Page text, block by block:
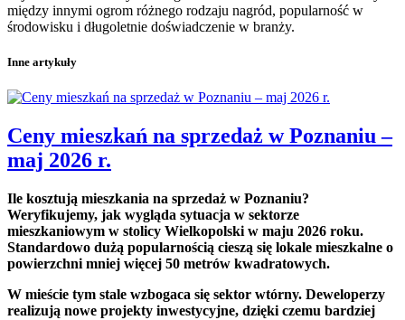
między innymi ogrom różnego rodzaju nagród, popularność w
środowisku i długoletnie doświadczenie w branży.
Inne artykuły
Ceny mieszkań na sprzedaż w Poznaniu –
maj 2026 r.
Ile kosztują mieszkania na sprzedaż w Poznaniu?
Weryfikujemy, jak wygląda sytuacja w sektorze
mieszkaniowym w stolicy Wielkopolski w maju 2026 roku.
Standardowo dużą popularnością cieszą się lokale mieszkalne o
powierzchni mniej więcej 50 metrów kwadratowych.
W mieście tym stale wzbogaca się sektor wtórny. Deweloperzy
realizują nowe projekty inwestycyjne, dzięki czemu bardziej